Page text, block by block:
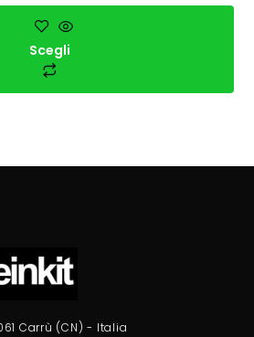
Scegli
Carrù (CN) - Italia